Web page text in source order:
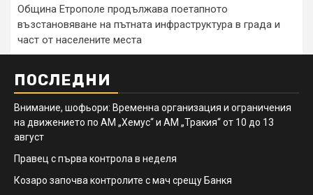
Община Етрополе продължава поетапното
възстановяване на пътната инфраструктура в града и
част от населените места
ПОСЛЕДНИ
Внимание, шофьори: Временна организация и ограничения
на движението по АМ „Хемус“ и АМ „Тракия“ от 10 до 13
август
Правец с първа контрола в неделя
Козаро започва контролите с мач срещу Банкя